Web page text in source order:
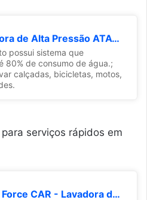
WAP Lavadora de Alta Pressão ATACAMA SMART 2200, 330L/h, com Jato em Leque e Concentrado, 1500psi 1400W 127V
possui sistema que
80% de consumo de água.;
calçadas, bicicletas, motos,
serviços rápidos em
Kärcher K3 Force CAR - Lavadora de Alta pressão, 127V, 1815 psi